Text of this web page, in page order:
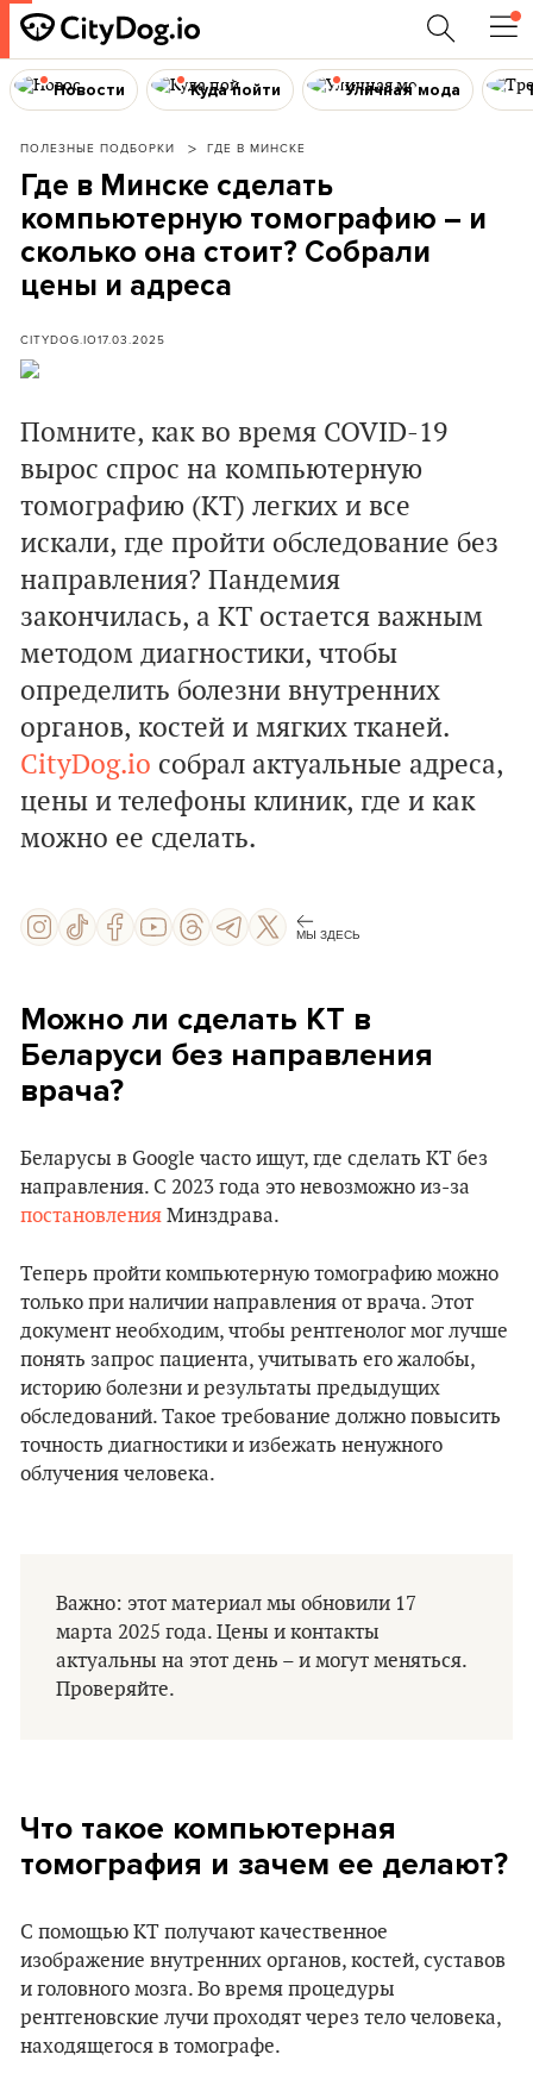
Новости Куда пойти Уличная мода
ПОЛЕЗНЫЕ ПОДБОРКИ ГДЕ В МИНСКЕ
Где в Минске сделать
компьютерную томографию – и
сколько она стоит? Собрали
цены и адреса
CITYDOG.IO17.03.2025
Помните, как во время COVID-19
вырос спрос на компьютерную
томографию (КТ) легких и все
искали, где пройти обследование без
направления? Пандемия
закончилась, а КТ остается важным
методом диагностики, чтобы
определить болезни внутренних
органов, костей и мягких тканей.
CityDog.io собрал актуальные адреса,
цены и телефоны клиник, где и как
можно ее сделать.
МЫ ЗДЕСЬ
Можно ли сделать КТ в
Беларуси без направления
врача?
Беларусы в Google часто ищут, где сделать КТ без
направления. С 2023 года это невозможно из-за
постановления Минздрава.
Теперь пройти компьютерную томографию можно
только при наличии направления от врача. Этот
документ необходим, чтобы рентгенолог мог лучше
понять запрос пациента, учитывать его жалобы,
историю болезни и результаты предыдущих
обследований. Такое требование должно повысить
точность диагностики и избежать ненужного
облучения человека.
Важно: этот материал мы обновили 17
марта 2025 года. Цены и контакты
актуальны на этот день – и могут меняться.
Проверяйте.
Что такое компьютерная
томография и зачем ее делают?
С помощью КТ получают качественное
изображение внутренних органов, костей, суставов
и головного мозга. Во время процедуры
рентгеновские лучи проходят через тело человека,
находящегося в томографе.